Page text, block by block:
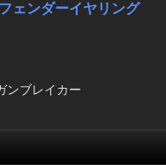
ェンダーイヤリング
ンブレイカー